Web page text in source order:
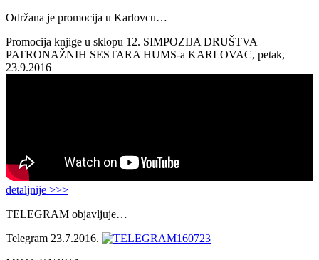
Održana je promocija u Karlovcu…
Promocija knjige u sklopu 12. SIMPOZIJA DRUŠTVA
PATRONAŽNIH SESTARA HUMS-a KARLOVAC, petak,
23.9.2016
detaljnije >>>
TELEGRAM objavljuje…
Telegram 23.7.2016.